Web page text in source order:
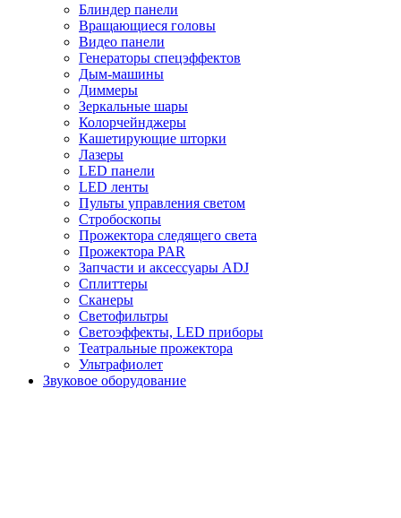
Блиндер панели
Вращающиеся головы
Видео панели
Генераторы спецэффектов
Дым-машины
Диммеры
Зеркальные шары
Колорчейнджеры
Кашетирующие шторки
Лазеры
LED панели
LED ленты
Пульты управления светом
Стробоскопы
Прожектора следящего света
Прожектора PAR
Запчасти и аксессуары ADJ
Сплиттеры
Сканеры
Светофильтры
Светоэффекты, LED приборы
Театральные прожектора
Ультрафиолет
Звуковое оборудование